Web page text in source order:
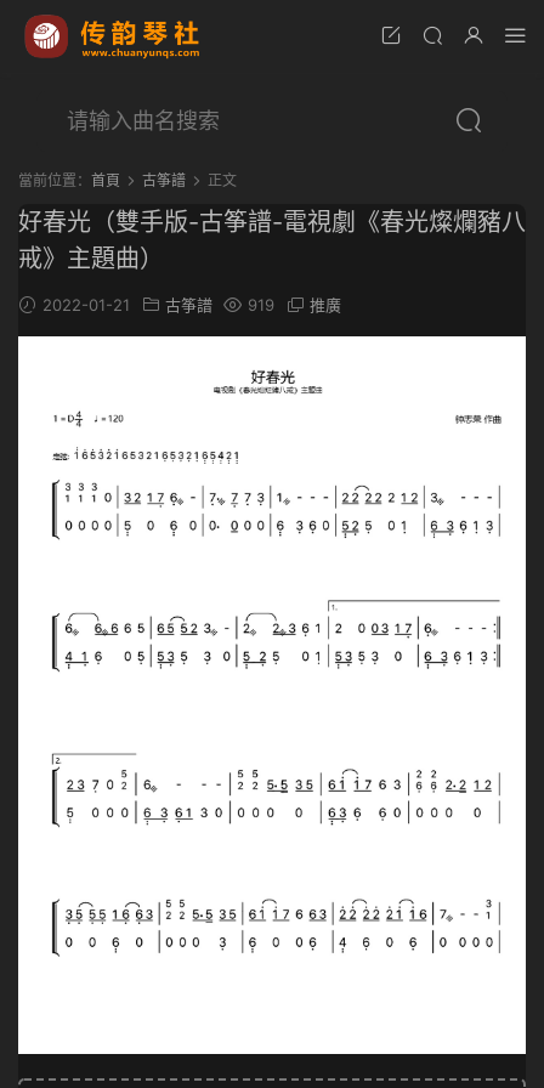
當前位置： 首頁 古筝譜 正文
好春光（雙手版-古筝譜-電視劇《春光燦爛豬八
戒》主題曲）
2022-01-21 古筝譜 919 推廣